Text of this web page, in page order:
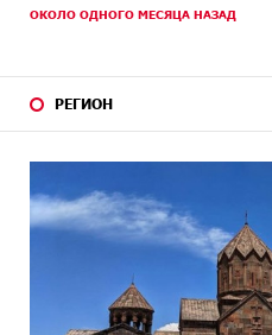
ОКОЛО ОДНОГО МЕСЯЦА НАЗАД
РЕГИОН